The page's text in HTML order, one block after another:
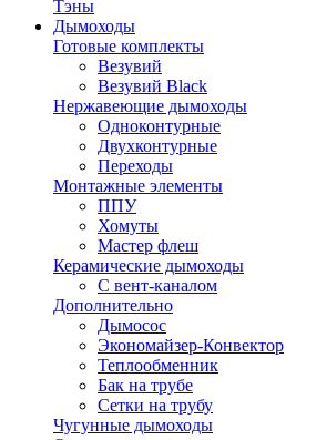
Тэны
Дымоходы
Готовые комплекты
Везувий
Везувий Black
Нержавеющие дымоходы
Одноконтурные
Двухконтурные
Переходы
Монтажные элементы
ППУ
Хомуты
Мастер флеш
Керамические дымоходы
С вент-каналом
Дополнительно
Дымосос
Экономайзер-Конвектор
Теплообменник
Бак на трубе
Сетки на трубу
Чугунные дымоходы